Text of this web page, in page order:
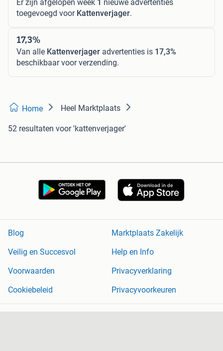
Er zijn afgelopen week 1 nieuwe advertenties
toegevoegd voor Kattenverjager.
17,3%
Van alle Kattenverjager advertenties is 17,3%
beschikbaar voor verzending.
Home Heel Marktplaats
52 resultaten voor 'kattenverjager'
Blog
Marktplaats Zakelijk
Veilig en Succesvol
Help en Info
Voorwaarden
Privacyverklaring
Cookiebeleid
Privacyvoorkeuren